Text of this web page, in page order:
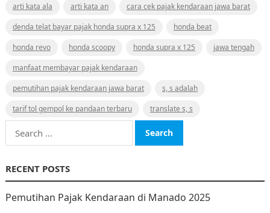
arti kata ala
arti kata an
cara cek pajak kendaraan jawa barat
denda telat bayar pajak honda supra x 125
honda beat
honda revo
honda scoopy honda supra x 125
jawa tengah
manfaat membayar pajak kendaraan
pemutihan pajak kendaraan jawa barat
s, s adalah
tarif tol gempol ke pandaan terbaru
translate s, s
Search
for:
RECENT POSTS
Pemutihan Pajak Kendaraan di Manado 2025